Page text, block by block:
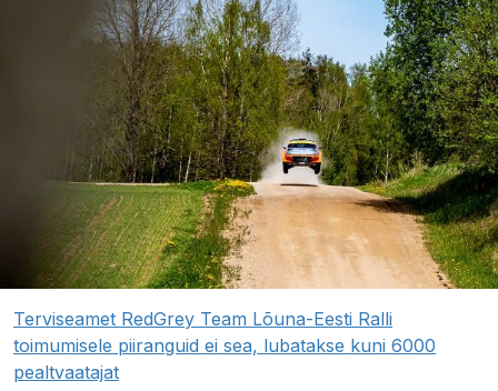
Terviseamet RedGrey Team Lõuna-Eesti Ralli
toimumisele piiranguid ei sea, lubatakse kuni 6000
pealtvaatajat